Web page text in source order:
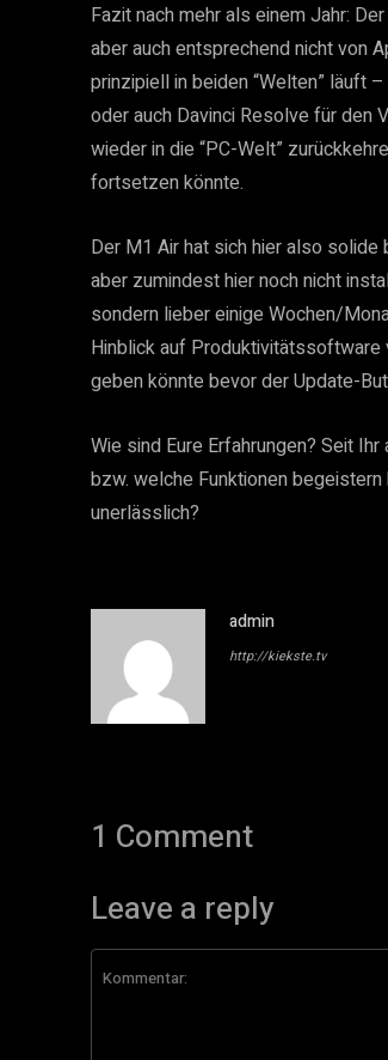
Fazit nach mehr als einem Jahr:
aber auch entsprechend nicht von
prinzipiell in beiden “Welten” läuft
oder auch Davinci Resolve für den
wieder in die “PC-Welt”
fortsetzen könnte.
Der M1 Air hat sich hier also
aber zumindest hier noch nicht
sondern lieber einige Wochen/
Hinblick auf
geben könnte bevor der Update-
Wie sind Eure Erfahrungen? Seit
bzw. welche Funktionen
unerlässlich?
admin
http://kiekste.tv
1 Comment
Leave a reply